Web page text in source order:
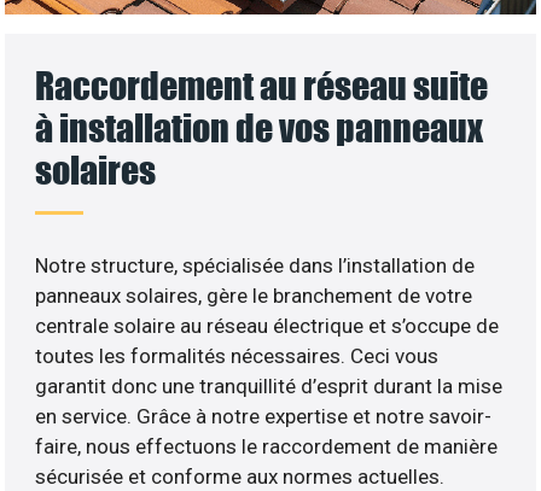
Raccordement au réseau suite
à installation de vos panneaux
solaires
Notre structure, spécialisée dans l’installation de
panneaux solaires, gère le branchement de votre
centrale solaire au réseau électrique et s’occupe de
toutes les formalités nécessaires. Ceci vous
garantit donc une tranquillité d’esprit durant la mise
en service. Grâce à notre expertise et notre savoir-
faire, nous effectuons le raccordement de manière
sécurisée et conforme aux normes actuelles.